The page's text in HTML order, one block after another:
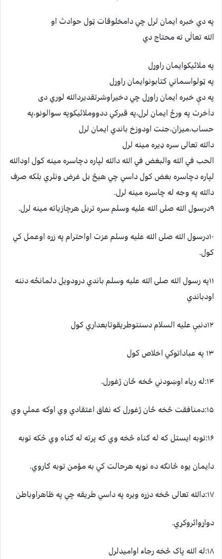
په دي خبره ايمان لرل چي دامخلوقات ټول حوادث او
الله تعالٰی ته محتاج دي
په ملائيکوايمان راوړل
په ټولواسماني کتابونوايمان راوړل
په دې خبره ايمان راوړل چي دخيراوشرتقديردالله لوري دی
داٰخرت په ورځ ايمان لرل،په قبرکي ددووملائيکوپه سوالونو،په
حساب،ميزان،جنت اودوزخ باندي ايمان لرل
دالله تعالی سره ډيره مينه لرل
الحب في الله والبغض في الله دالله لپاره دچاسره مينه کول اودالله
لپاره دچاسره بغض کول داسي چي هيڅ بل غرض ونلري بلکه صرف
دالله په وجه له چاسره مينه لرل.
۹درسول الله صلی الله عليه وسلم سره تربل هرچازياته مينه لرل.
۱۰درسول الله صلی الله عليه وسلم عزت اواحترام په زړه اوعمل کي
کول.
۱۱په رسول الله صلی الله عليه وسلم باندي درودويل دلمانځه دننه
اودباندي
۱۲دنبې عليه السلام دسنتوطريقوتابعداري کول
۱۳ په عباداتوکي اخلاص کول
۱۴:له رياء اوښودني څخه ځان ژغورل.
۱۵:دمنافقت څخه ځان ژغورل که نفاق اعتقادي وي اوکه عملي وي
۱۶:توبه ايستل که له ګناه څخه وي که پرته له ګناه وي ځکه توبه
دايمان يوه څانګه ده نوپه هرحالت کي به مؤمن توبه ګاروي.
۱۷:دالله تعالی څخه دزړه ويره په داسي طريقه چي په ظاهراوباطن
دواړواثروکړي.
۱۸:له الله پاک څخه رجاء اواميدلرل